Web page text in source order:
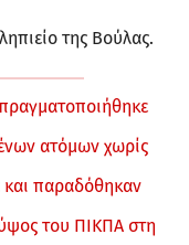
της Βούλας.
ατόμων χωρίς
και παραδόθηκαν
του ΠΙΚΠΑ στη